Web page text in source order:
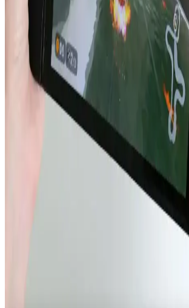
iPhone 13 modellerinde artan batarya şişmesi
güvenliği ve performansı açısından ciddi riskler
üretim hataları ve kullanım koşullarıyla
fark edildiğinde cihaz kapatılmalı ve profesyonel
Akıllı Telefonlarda Güçten Çok
Fiyatlı Çiplerin Önemi
Akıllı telefonlarda işlemci gücü artışı ısı ve
Daha verimli, termal yönetimi optimize edilmiş
çipler ile batarya teknolojileri öncelik kazanıyor.
Dell XPS 14 2026 ve MacBook Air
Performansının Detaylı
Dell XPS 14 2026, büyük batarya kapasitesi ve
teknolojisi sayesinde MacBook Air 15 M5'e
testinde üç kat daha uzun batarya ömrü
kullanım senaryoları ise performansı etkiliyor.
Nintendo Switch 2 Avrupa Modelinde
Tarafından Değiştirilebilir Batarya
Nintendo Switch 2'nin Avrupa versiyonu,